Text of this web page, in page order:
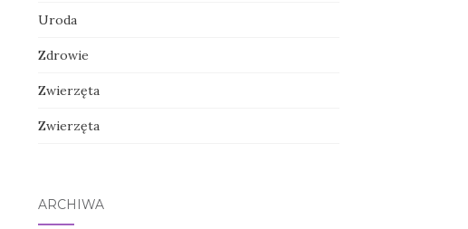
Uroda
Zdrowie
Zwierzęta
Zwierzęta
ARCHIWA